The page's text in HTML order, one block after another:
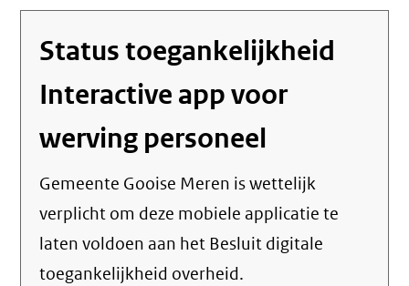
Status toegankelijkheid
Interactive app voor
werving personeel
Gemeente Gooise Meren is wettelijk
verplicht om deze mobiele applicatie te
laten voldoen aan het Besluit digitale
toegankelijkheid overheid.